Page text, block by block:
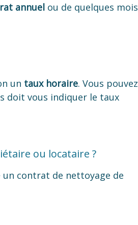
annuel ou de quelques mois
un taux horaire. Vous pouvez
doit vous indiquer le taux
ou locataire ?
contrat de nettoyage de